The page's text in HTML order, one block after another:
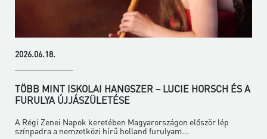
2026.06.18.
TÖBB MINT ISKOLAI HANGSZER – LUCIE HORSCH ÉS A
FURULYA ÚJJÁSZÜLETÉSE
A Régi Zenei Napok keretében Magyarországon először lép
színpadra a nemzetközi hírű holland furulyam...